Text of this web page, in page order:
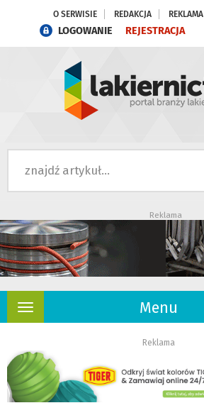
O SERWISIE REDAKCJA REKLAMA
LOGOWANIE REJESTRACJA
Reklama
Menu
Rozwiń
Reklama